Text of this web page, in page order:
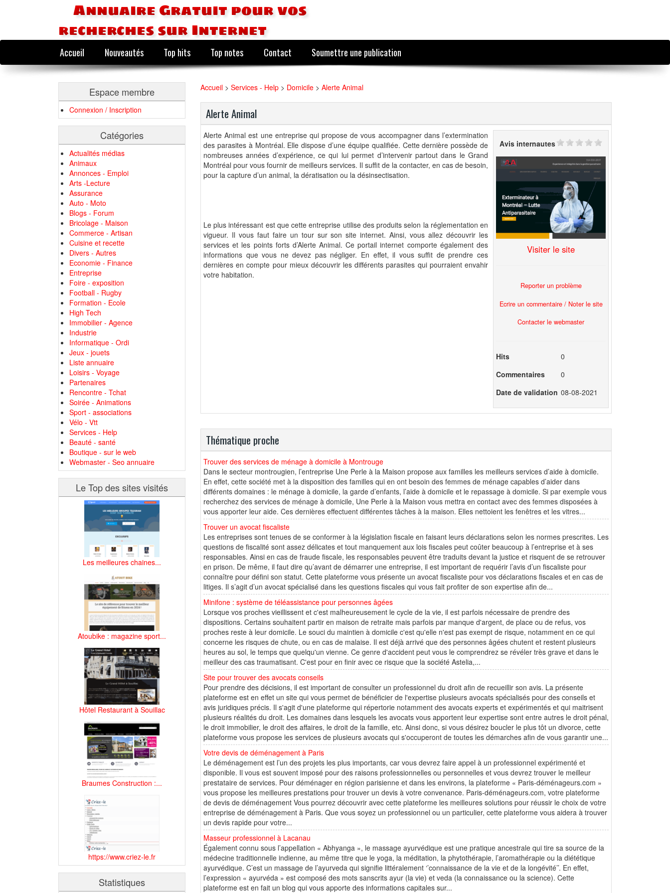
Annuaire Gratuit pour vos
recherches sur Internet
Accueil Nouveautés Top hits Top notes Contact Soumettre une publication
Espace membre
Connexion / Inscription
Catégories
Actualités médias
Animaux
Annonces - Emploi
Arts -Lecture
Assurance
Auto - Moto
Blogs - Forum
Bricolage - Maison
Commerce - Artisan
Cuisine et recette
Divers - Autres
Economie - Finance
Entreprise
Foire - exposition
Football - Rugby
Formation - Ecole
High Tech
Immobilier - Agence
Industrie
Informatique - Ordi
Jeux - jouets
Liste annuaire
Loisirs - Voyage
Partenaires
Rencontre - Tchat
Soirée - Animations
Sport - associations
Vélo - Vtt
Services - Help
Beauté - santé
Boutique - sur le web
Webmaster - Seo annuaire
Le Top des sites visités
Les meilleures chaines...
Atoubike : magazine sport...
Hôtel Restaurant à Souillac
Braumes Construction :...
https://www.criez-le.fr
Statistiques
Accueil > Services - Help > Domicile > Alerte Animal
Alerte Animal
Alerte Animal est une entreprise qui propose de vous accompagner dans l’extermination
des parasites à Montréal. Elle dispose d’une équipe qualifiée. Cette dernière possède de
nombreuses années d’expérience, ce qui lui permet d’intervenir partout dans le Grand
Montréal pour vous fournir de meilleurs services. Il suffit de la contacter, en cas de besoin,
pour la capture d’un animal, la dératisation ou la désinsectisation.
Le plus intéressant est que cette entreprise utilise des produits selon la réglementation en
vigueur. Il vous faut faire un tour sur son site internet. Ainsi, vous allez découvrir les
services et les points forts d’Alerte Animal. Ce portail internet comporte également des
informations que vous ne devez pas négliger. En effet, il vous suffit de prendre ces
dernières en compte pour mieux découvrir les différents parasites qui pourraient envahir
votre habitation.
Avis internautes
Visiter le site
Reporter un problème
Ecrire un commentaire / Noter le site
Contacter le webmaster
Hits
0
Commentaires
0
Date de validation 08-08-2021
Thématique proche
Trouver des services de ménage à domicile à Montrouge
Dans le secteur montrougien, l’entreprise Une Perle à la Maison propose aux familles les meilleurs services d’aide à domicile.
En effet, cette société met à la disposition des familles qui en ont besoin des femmes de ménage capables d’aider dans
différents domaines : le ménage à domicile, la garde d’enfants, l’aide à domicile et le repassage à domicile. Si par exemple vous
recherchez des services de ménage à domicile, Une Perle à la Maison vous mettra en contact avec des femmes disposées à
vous apporter leur aide. Ces dernières effectuent différentes tâches à la maison. Elles nettoient les fenêtres et les vitres...
Trouver un avocat fiscaliste
Les entreprises sont tenues de se conformer à la législation fiscale en faisant leurs déclarations selon les normes prescrites. Les
questions de fiscalité sont assez délicates et tout manquement aux lois fiscales peut coûter beaucoup à l’entreprise et à ses
responsables. Ainsi en cas de fraude fiscale, les responsables peuvent être traduits devant la justice et risquent de se retrouver
en prison. De même, il faut dire qu’avant de démarrer une entreprise, il est important de requérir l’avis d’un fiscaliste pour
connaître pour défini son statut. Cette plateforme vous présente un avocat fiscaliste pour vos déclarations fiscales et en cas de
litiges. Il s’agit d’un avocat spécialisé dans les questions fiscales qui vous fait profiter de son expertise afin de...
Minifone : système de téléassistance pour personnes âgées
Lorsque vos proches vieillissent et c'est malheureusement le cycle de la vie, il est parfois nécessaire de prendre des
dispositions. Certains souhaitent partir en maison de retraite mais parfois par manque d'argent, de place ou de refus, vos
proches reste à leur domicile. Le souci du maintien à domicile c'est qu'elle n'est pas exempt de risque, notamment en ce qui
concerne les risques de chute, ou en cas de malaise. Il est déjà arrivé que des personnes âgées chutent et restent plusieurs
heures au sol, le temps que quelqu'un vienne. Ce genre d'accident peut vous le comprendrez se révéler très grave et dans le
meilleur des cas traumatisant. C'est pour en finir avec ce risque que la société Astelia,...
Site pour trouver des avocats conseils
Pour prendre des décisions, il est important de consulter un professionnel du droit afin de recueillir son avis. La présente
plateforme est en effet un site qui vous permet de bénéficier de l'expertise plusieurs avocats spécialisés pour des conseils et
avis juridiques précis. Il s'agit d'une plateforme qui répertorie notamment des avocats experts et expérimentés et qui maitrisent
plusieurs réalités du droit. Les domaines dans lesquels les avocats vous apportent leur expertise sont entre autres le droit pénal,
le droit immobilier, le droit des affaires, le droit de la famille, etc. Ainsi donc, si vous désirez boucler le plus tôt un divorce, cette
plateforme vous propose les services de plusieurs avocats qui s'occuperont de toutes les démarches afin de vous garantir une...
Votre devis de déménagement à Paris
Le déménagement est l’un des projets les plus importants, car vous devrez faire appel à un professionnel expérimenté et
disponible. Il vous est souvent imposé pour des raisons professionnelles ou personnelles et vous devrez trouver le meilleur
prestataire de services. Pour déménager en région parisienne et dans les environs, la plateforme « Paris-déménageurs.com »
vous propose les meilleures prestations pour trouver un devis à votre convenance. Paris-déménageurs.com, votre plateforme
de devis de déménagement Vous pourrez découvrir avec cette plateforme les meilleures solutions pour réussir le choix de votre
entreprise de déménagement à Paris. Que vous soyez un professionnel ou un particulier, cette plateforme vous aidera à trouver
un devis rapide pour votre...
Masseur professionnel à Lacanau
Également connu sous l’appellation « Abhyanga », le massage ayurvédique est une pratique ancestrale qui tire sa source de la
médecine traditionnelle indienne, au même titre que le yoga, la méditation, la phytothérapie, l’aromathérapie ou la diététique
ayurvédique. C’est un massage de l’ayurveda qui signifie littéralement ‘’connaissance de la vie et de la longévité’’. En effet,
l’expression « ayurvéda » est composé des mots sanscrits ayur (la vie) et veda (la connaissance ou la science). Cette
plateforme est en fait un blog qui vous apporte des informations capitales sur...